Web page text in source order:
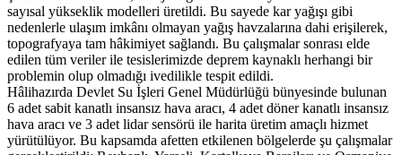
sayısal yükseklik modelleri üretildi. Bu sayede kar yağışı gibi
nedenlerle ulaşım imkânı olmayan yağış havzalarına dahi erişilerek,
topografyaya tam hâkimiyet sağlandı. Bu çalışmalar sonrası elde
edilen tüm veriler ile tesislerimizde deprem kaynaklı herhangi bir
problemin olup olmadığı ivedilikle tespit edildi.
Hâlihazırda Devlet Su İşleri Genel Müdürlüğü bünyesinde bulunan
6 adet sabit kanatlı insansız hava aracı, 4 adet döner kanatlı insansız
hava aracı ve 3 adet lidar sensörü ile harita üretim amaçlı hizmet
yürütülüyor. Bu kapsamda afetten etkilenen bölgelerde şu çalışmalar